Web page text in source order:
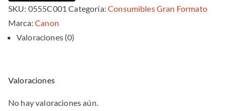
pro
-
1000
SKU: 0555C001 Categoría:Consumibles Gran Formato
Marca:Canon
Valoraciones (0)
Valoraciones
No hay valoraciones aún.